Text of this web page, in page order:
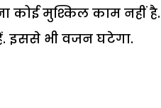
कोई मुश्किल काम नहीं है.
इससे भी वजन घटेगा.